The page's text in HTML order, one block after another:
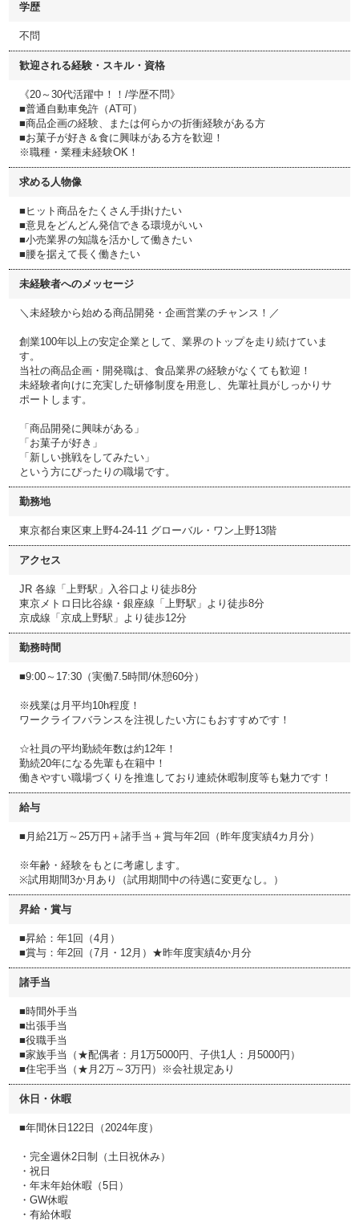
学歴
不問
歓迎される経験・スキル・資格
《20～30代活躍中！！/学歴不問》
■普通自動車免許（AT可）
■商品企画の経験、または何らかの折衝経験がある方
■お菓子が好き＆食に興味がある方を歓迎！
※職種・業種未経験OK！
求める人物像
■ヒット商品をたくさん手掛けたい
■意見をどんどん発信できる環境がいい
■小売業界の知識を活かして働きたい
■腰を据えて長く働きたい
未経験者へのメッセージ
＼未経験から始める商品開発・企画営業のチャンス！／
創業100年以上の安定企業として、業界のトップを走り続けていま
す。
当社の商品企画・開発職は、食品業界の経験がなくても歓迎！
未経験者向けに充実した研修制度を用意し、先輩社員がしっかりサ
ポートします。
「商品開発に興味がある」
「お菓子が好き」
「新しい挑戦をしてみたい」
という方にぴったりの職場です。
勤務地
東京都台東区東上野4-24-11 グローバル・ワン上野13階
アクセス
JR 各線「上野駅」入谷口より徒歩8分
東京メトロ日比谷線・銀座線「上野駅」より徒歩8分
京成線「京成上野駅」より徒歩12分
勤務時間
■9:00～17:30（実働7.5時間/休憩60分）
※残業は月平均10h程度！
ワークライフバランスを注視したい方にもおすすめです！
☆社員の平均勤続年数は約12年！
勤続20年になる先輩も在籍中！
働きやすい職場づくりを推進しており連続休暇制度等も魅力です！
給与
■月給21万～25万円＋諸手当＋賞与年2回（昨年度実績4カ月分）
※年齢・経験をもとに考慮します。
※試用期間3か月あり（試用期間中の待遇に変更なし。）
昇給・賞与
■昇給：年1回（4月）
■賞与：年2回（7月・12月）★昨年度実績4か月分
諸手当
■時間外手当
■出張手当
■役職手当
■家族手当（★配偶者：月1万5000円、子供1人：月5000円）
■住宅手当（★月2万～3万円）※会社規定あり
休日・休暇
■年間休日122日（2024年度）
・完全週休2日制（土日祝休み）
・祝日
・年末年始休暇（5日）
・GW休暇
・有給休暇